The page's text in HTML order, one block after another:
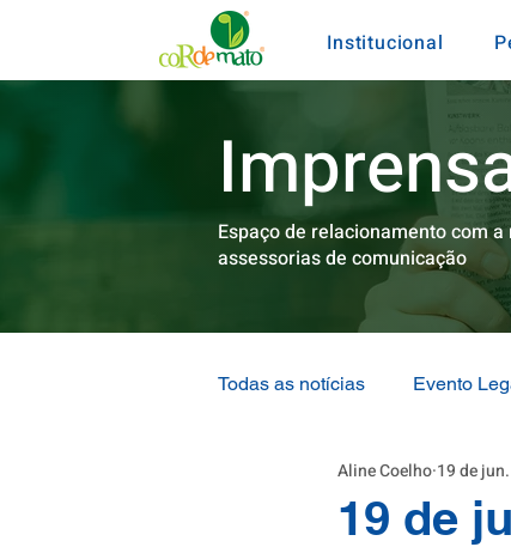
Institucional
Espaço de relacionamento com a
assessorias de comunicação
Todas as notícias Evento
Pra Bandas de Cá
19 de
Aline Coelho 19 de